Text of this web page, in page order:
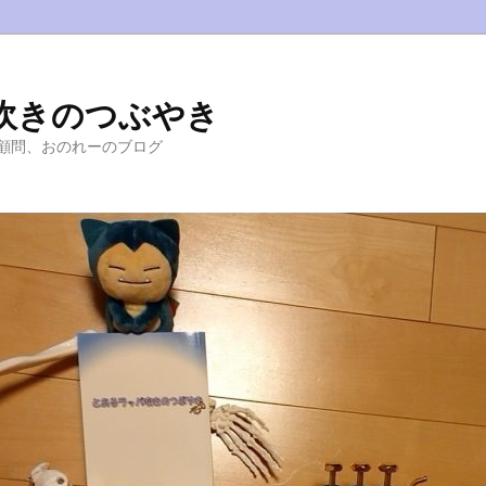
きのつぶやき
問、おのれーのブログ